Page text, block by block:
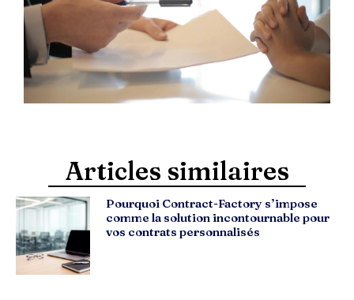
Articles similaires
Pourquoi Contract-Factory s’impose
comme la solution incontournable pour
vos contrats personnalisés